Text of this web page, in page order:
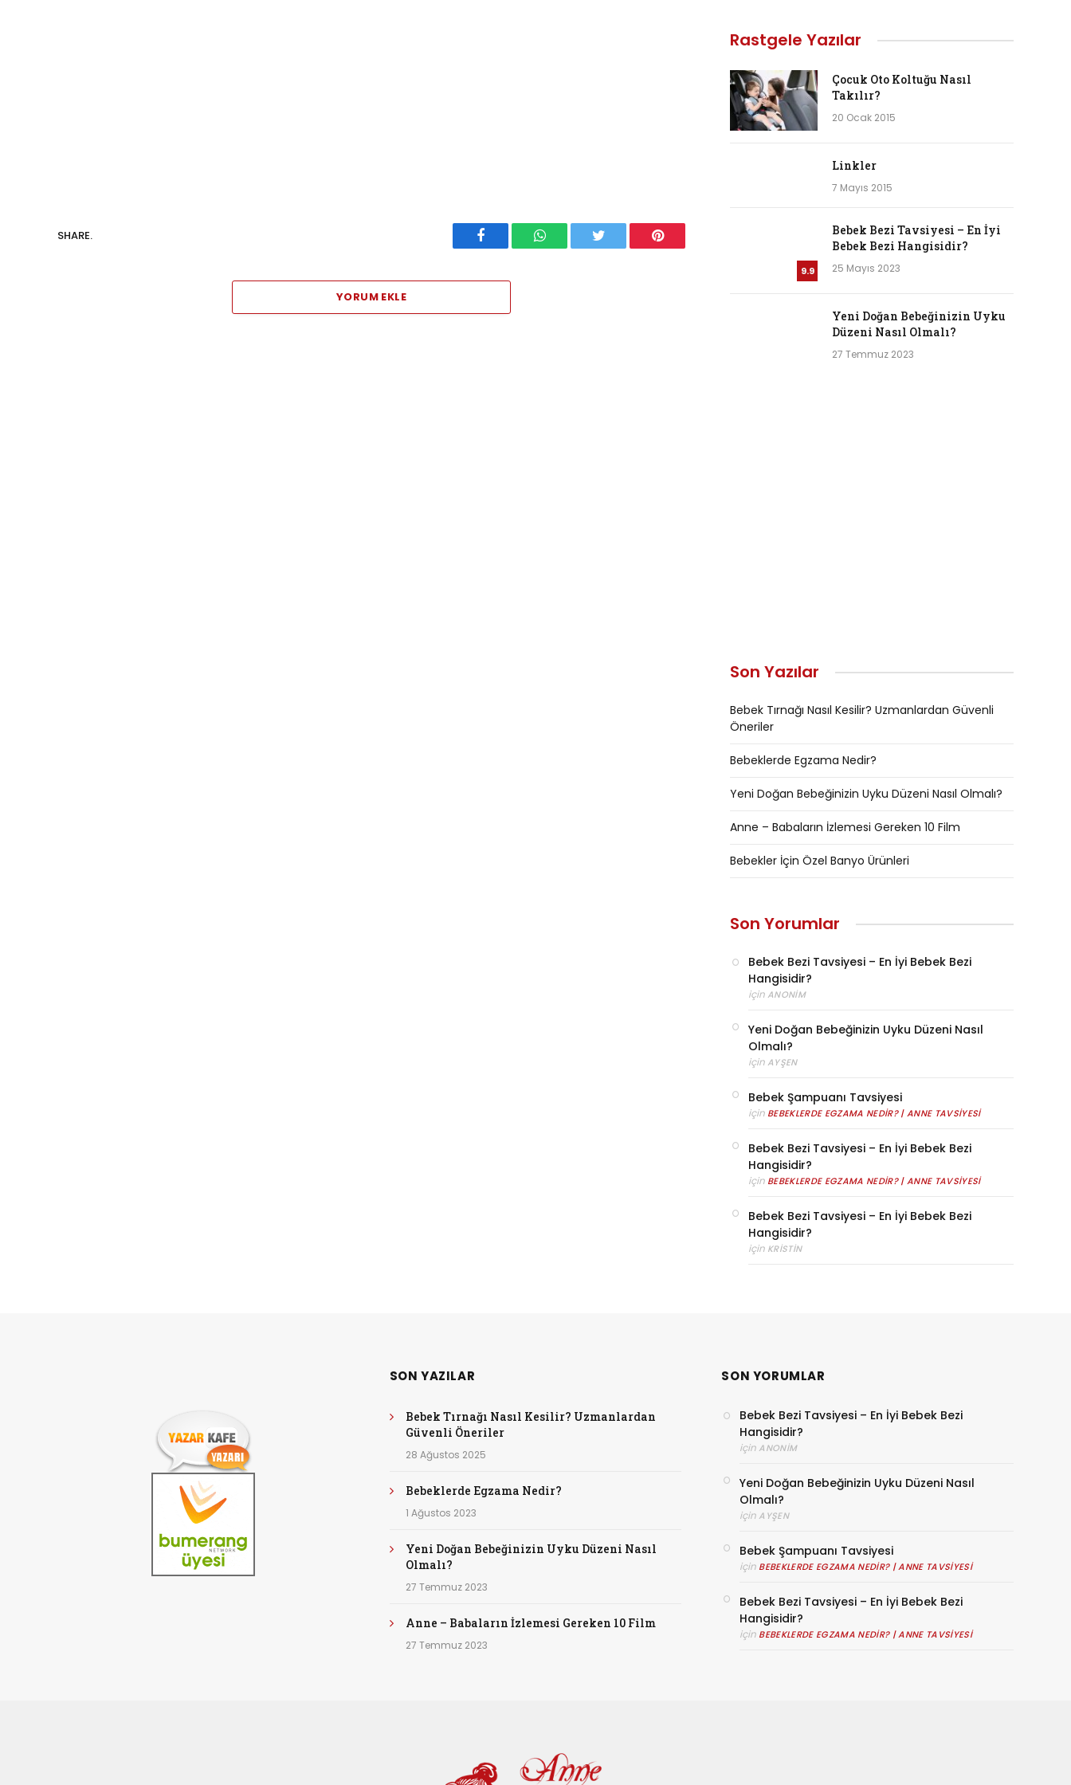
SHARE. Facebook WhatsAppTwitter Pinterest
YORUM EKLE
Rastgele Yazılar
Çocuk Oto Koltuğu Nasıl
Takılır?
20 Ocak 2015
Linkler
7 Mayıs 2015
9.9
Bebek Bezi Tavsiyesi – En İyi
Bebek Bezi Hangisidir?
25 Mayıs 2023
Yeni Doğan Bebeğinizin Uyku
Düzeni Nasıl Olmalı?
27 Temmuz 2023
Son Yazılar
Bebek Tırnağı Nasıl Kesilir? Uzmanlardan Güvenli
Öneriler
Bebeklerde Egzama Nedir?
Yeni Doğan Bebeğinizin Uyku Düzeni Nasıl Olmalı?
Anne – Babaların İzlemesi Gereken 10 Film
Bebekler İçin Özel Banyo Ürünleri
Son Yorumlar
Bebek Bezi Tavsiyesi – En İyi Bebek Bezi
Hangisidir?
için ANONIM
Yeni Doğan Bebeğinizin Uyku Düzeni Nasıl
Olmalı?
için AYŞEN
Bebek Şampuanı Tavsiyesi
için BEBEKLERDE EGZAMA NEDIR? | ANNE TAVSIYESI
Bebek Bezi Tavsiyesi – En İyi Bebek Bezi
Hangisidir?
için BEBEKLERDE EGZAMA NEDIR? | ANNE TAVSIYESI
Bebek Bezi Tavsiyesi – En İyi Bebek Bezi
Hangisidir?
için KRISTIN
SON YAZILAR
Bebek Tırnağı Nasıl Kesilir? Uzmanlardan
Güvenli Öneriler
28 Ağustos 2025
Bebeklerde Egzama Nedir?
1 Ağustos 2023
Yeni Doğan Bebeğinizin Uyku Düzeni Nasıl
Olmalı?
27 Temmuz 2023
Anne – Babaların İzlemesi Gereken 10 Film
27 Temmuz 2023
SON YORUMLAR
Bebek Bezi Tavsiyesi – En İyi Bebek Bezi
Hangisidir?
için ANONIM
Yeni Doğan Bebeğinizin Uyku Düzeni Nasıl
Olmalı?
için AYŞEN
Bebek Şampuanı Tavsiyesi
için BEBEKLERDE EGZAMA NEDIR? | ANNE TAVSIYESI
Bebek Bezi Tavsiyesi – En İyi Bebek Bezi
Hangisidir?
için BEBEKLERDE EGZAMA NEDIR? | ANNE TAVSIYESI